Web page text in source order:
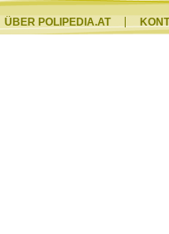
ÜBER POLIPEDIA.AT